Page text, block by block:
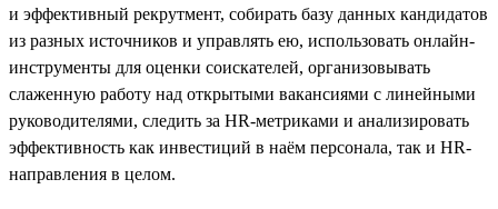
и эффективный рекрутмент, собирать базу данных кандидатов
из разных источников и управлять ею, использовать онлайн-
инструменты для оценки соискателей, организовывать
слаженную работу над открытыми вакансиями с линейными
руководителями, следить за HR-метриками и анализировать
эффективность как инвестиций в наём персонала, так и HR-
направления в целом.